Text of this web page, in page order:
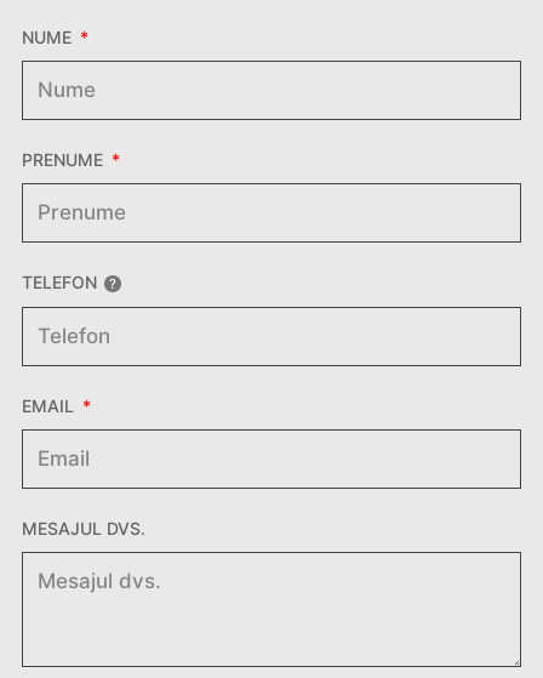
NUME
PRENUME
TELEFON
EMAIL
MESAJUL DVS.